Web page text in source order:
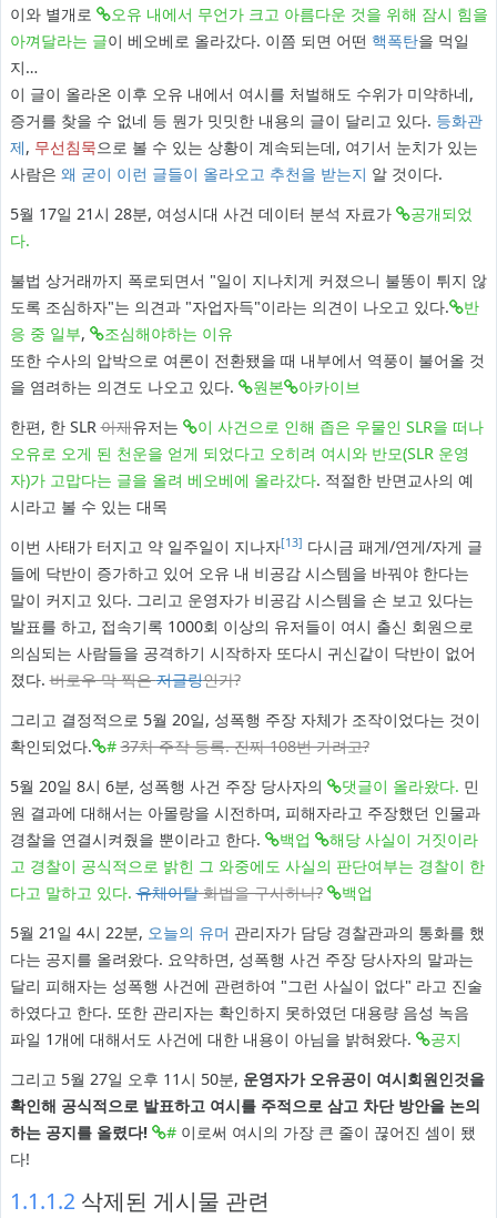
이와 별개로
오유 내에서 무언가 크고 아름다운 것을 위해 잠시 힘을
아껴달라는 글이 베오베로 올라갔다. 이쯤 되면 어떤 핵폭탄을 먹일
지…
이 글이 올라온 이후 오유 내에서 여시를 처벌해도 수위가 미약하네,
증거를 찾을 수 없네 등 뭔가 밋밋한 내용의 글이 달리고 있다. 등화관
제, 무선침묵으로 볼 수 있는 상황이 계속되는데, 여기서 눈치가 있는
사람은 왜 굳이 이런 글들이 올라오고 추천을 받는지 알 것이다.
5월 17일 21시 28분, 여성시대 사건 데이터 분석 자료가
공개되었
다.
불법 상거래까지 폭로되면서 "일이 지나치게 커졌으니 불똥이 튀지 않
도록 조심하자"는 의견과 "자업자득"이라는 의견이 나오고 있다.
반
응 중 일부,
조심해야하는 이유
또한 수사의 압박으로 여론이 전환됐을 때 내부에서 역풍이 불어올 것
을 염려하는 의견도 나오고 있다.
원본
아카이브
한편, 한 SLR아재유저는
이 사건으로 인해 좁은 우물인 SLR을 떠나
오유로 오게 된 천운을 얻게 되었다고 오히려 여시와 반모(SLR 운영
자)가 고맙다는 글을 올려 베오베에 올라갔다. 적절한 반면교사의 예
시라고 볼 수 있는 대목
이번 사태가 터지고 약 일주일이 지나자[13] 다시금 패게/연게/자게 글
들에 닥반이 증가하고 있어 오유 내 비공감 시스템을 바꿔야 한다는
말이 커지고 있다. 그리고 운영자가 비공감 시스템을 손 보고 있다는
발표를 하고, 접속기록 1000회 이상의 유저들이 여시 출신 회원으로
의심되는 사람들을 공격하기 시작하자 또다시 귀신같이 닥반이 없어
졌다.버로우 막 찍은저글링인가?
그리고 결정적으로 5월 20일, 성폭행 주장 자체가 조작이었다는 것이
확인되었다.
# 37차 주작 등록. 진짜 108번 가려고?
5월 20일 8시 6분, 성폭행 사건 주장 당사자의
댓글이 올라왔다. 민
원 결과에 대해서는 아몰랑을 시전하며, 피해자라고 주장했던 인물과
경찰을 연결시켜줬을 뿐이라고 한다.
백업
해당 사실이 거짓이라
고 경찰이 공식적으로 밝힌 그 와중에도 사실의 판단여부는 경찰이 한
다고 말하고 있다. 유체이탈화법을 구사하나?
백업
5월 21일 4시 22분, 오늘의 유머 관리자가 담당 경찰관과의 통화를 했
다는 공지를 올려왔다. 요약하면, 성폭행 사건 주장 당사자의 말과는
달리 피해자는 성폭행 사건에 관련하여 "그런 사실이 없다" 라고 진술
하였다고 한다. 또한 관리자는 확인하지 못하였던 대용량 음성 녹음
파일 1개에 대해서도 사건에 대한 내용이 아님을 밝혀왔다.
공지
그리고 5월 27일 오후 11시 50분, 운영자가 오유공이 여시회원인것을
확인해 공식적으로 발표하고 여시를 주적으로 삼고 차단 방안을 논의
하는 공지를 올렸다!
#이로써 여시의 가장 큰 줄이 끊어진 셈이 됐
다!
1.1.1.2삭제된 게시물 관련